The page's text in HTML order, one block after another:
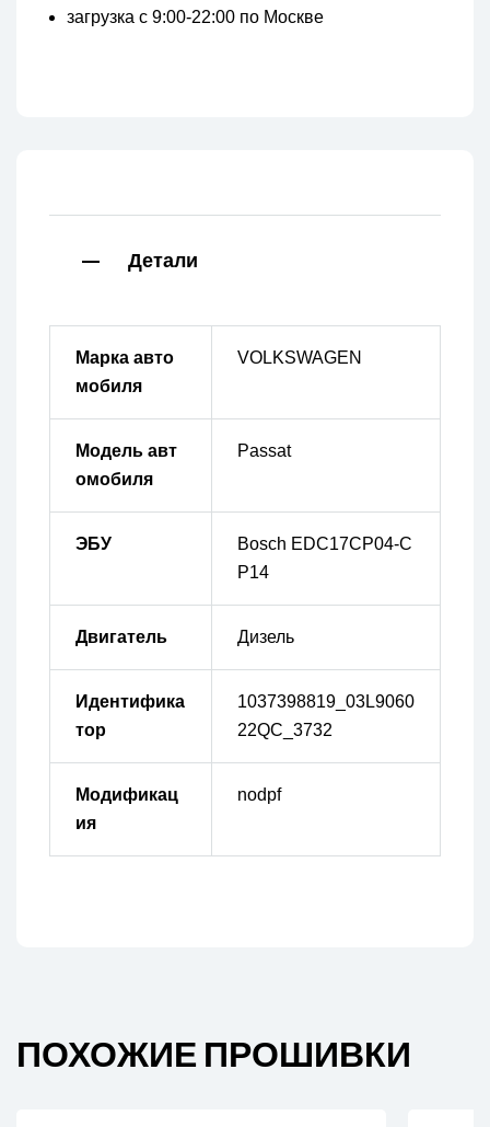
загрузка с 9:00-22:00 по Москве
Детали
Марка авто
мобиля
VOLKSWAGEN
Модель авт
омобиля
Passat
ЭБУ
Bosch EDC17CP04-C
P14
Двигатель Дизель
Идентифика
тор
1037398819_03L9060
22QC_3732
Модификац
ия
nodpf
ПОХОЖИЕ ПРОШИВКИ